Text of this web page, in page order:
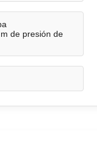
de presión de